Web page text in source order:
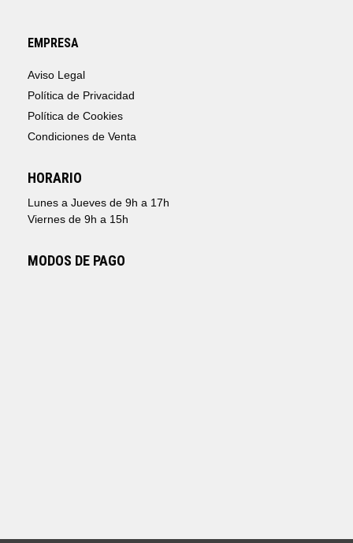
EMPRESA
Aviso Legal
Política de Privacidad
Política de Cookies
Condiciones de Venta
HORARIO
Lunes a Jueves de 9h a 17h
Viernes de 9h a 15h
MODOS DE PAGO